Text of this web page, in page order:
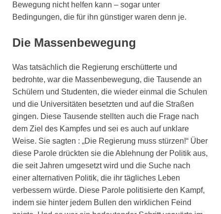
Bewegung nicht helfen kann – sogar unter
Bedingungen, die für ihn günstiger waren denn je.
Die Massenbewegung
Was tatsächlich die Regierung erschütterte und
bedrohte, war die Massenbewegung, die Tausende an
Schülern und Studenten, die wieder einmal die Schulen
und die Universitäten besetzten und auf die Straßen
gingen. Diese Tausende stellten auch die Frage nach
dem Ziel des Kampfes und sei es auch auf unklare
Weise. Sie sagten : „Die Regierung muss stürzen!“ Über
diese Parole drückten sie die Ablehnung der Politik aus,
die seit Jahren umgesetzt wird und die Suche nach
einer alternativen Politik, die ihr tägliches Leben
verbessern würde. Diese Parole politisierte den Kampf,
indem sie hinter jedem Bullen den wirklichen Feind